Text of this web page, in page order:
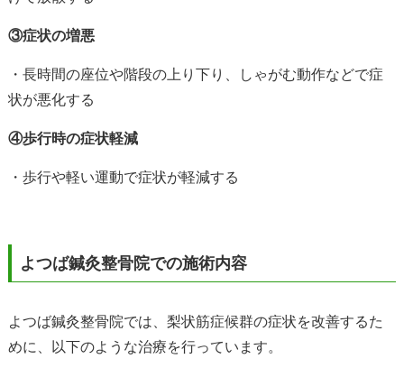
③症状の増悪
・長時間の座位や階段の上り下り、しゃがむ動作などで症
状が悪化する
④歩行時の症状軽減
・歩行や軽い運動で症状が軽減する
よつば鍼灸整骨院での施術内容
よつば鍼灸整骨院では、梨状筋症候群の症状を改善するた
めに、以下のような治療を行っています。